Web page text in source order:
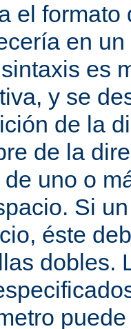
el formato
en
es
y se
de la
de la
uno o
Si
éste
dobles.